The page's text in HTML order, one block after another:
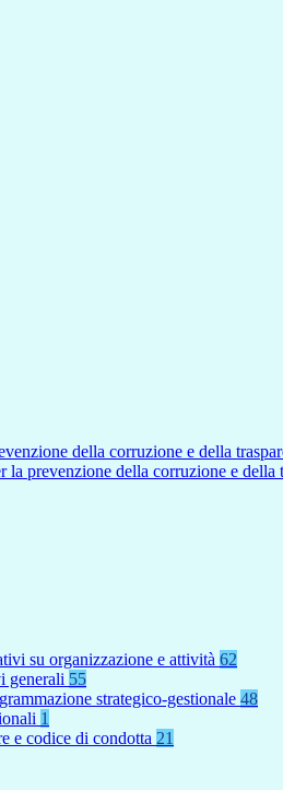
della corruzione e della
la prevenzione della corruzione e della
su organizzazione e attività 62
generali 55
strategico-gestionale 48
1
e codice di condotta 21